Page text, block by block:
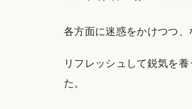
各方面に迷惑をかけつつ、
リフレッシュして鋭気を
た。